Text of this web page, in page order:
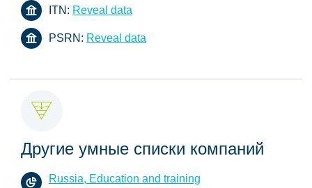
ITN: Reveal data
PSRN: Reveal data
Другие умные списки компаний
Russia, Education and training